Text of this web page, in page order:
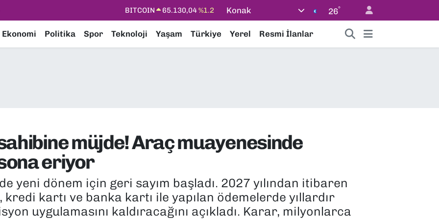
DOLAR 47,7106%0.17
STERLİN
64,4046%0.35
Konak 26°
Ekonomi Politika Spor Teknoloji Yaşam Türkiye Yerel Resmi İlanlar
müjde! Araç muayenesinde
eriyor
yeni dönem için geri sayım başladı. 2027 yılından itibaren
kartı ve banka kartı ile yapılan ödemelerde yıllardır
uygulamasını kaldıracağını açıkladı. Karar, milyonlarca